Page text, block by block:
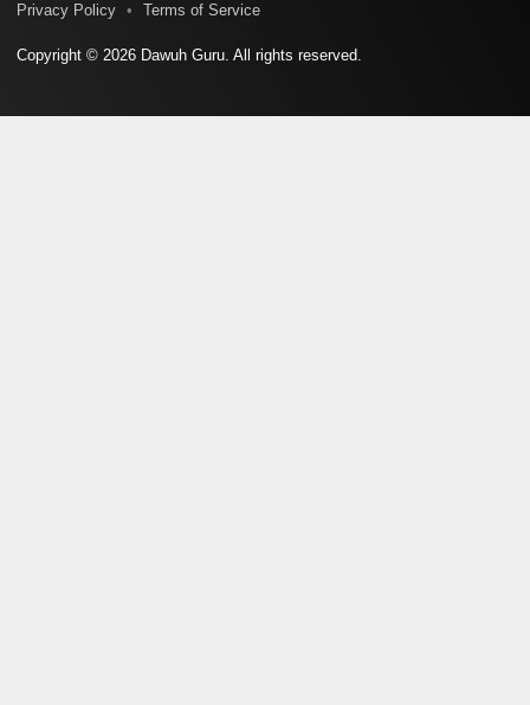
Privacy Policy
Terms of Service
Copyright © 2026 Dawuh Guru. All rights reserved.